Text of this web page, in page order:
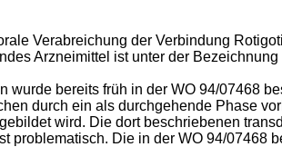
Verabreichung der Verbindung
Arzneimittel ist unter der
wurde bereits früh in der WO 94/07468
durch ein als durchgehende Phase
wird. Die dort beschriebenen
problematisch. Die in der WO 94/07468